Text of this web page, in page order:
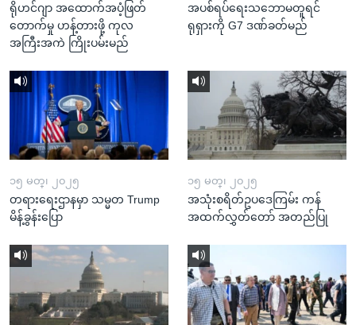
ရိုဟင်ဂျာ အထောက်အပံ့ဖြတ်
တောက်မှု ဟန့်တားဖို့ ကုလ
အကြီးအကဲ ကြိုးပမ်းမည်
အပစ်ရပ်ရေးသဘောမတူရင်
ရုရှားကို G7 ဒဏ်ခတ်မည်
၁၅ မတ္၊ ၂၀၂၅
တရားရေးဌာနမှာ သမ္မတ Trump
မိန့်ခွန်းပြော
၁၅ မတ္၊ ၂၀၂၅
အသုံးစရိတ်ဥပဒေကြမ်း ကန်
အထက်လွှတ်တော် အတည်ပြု